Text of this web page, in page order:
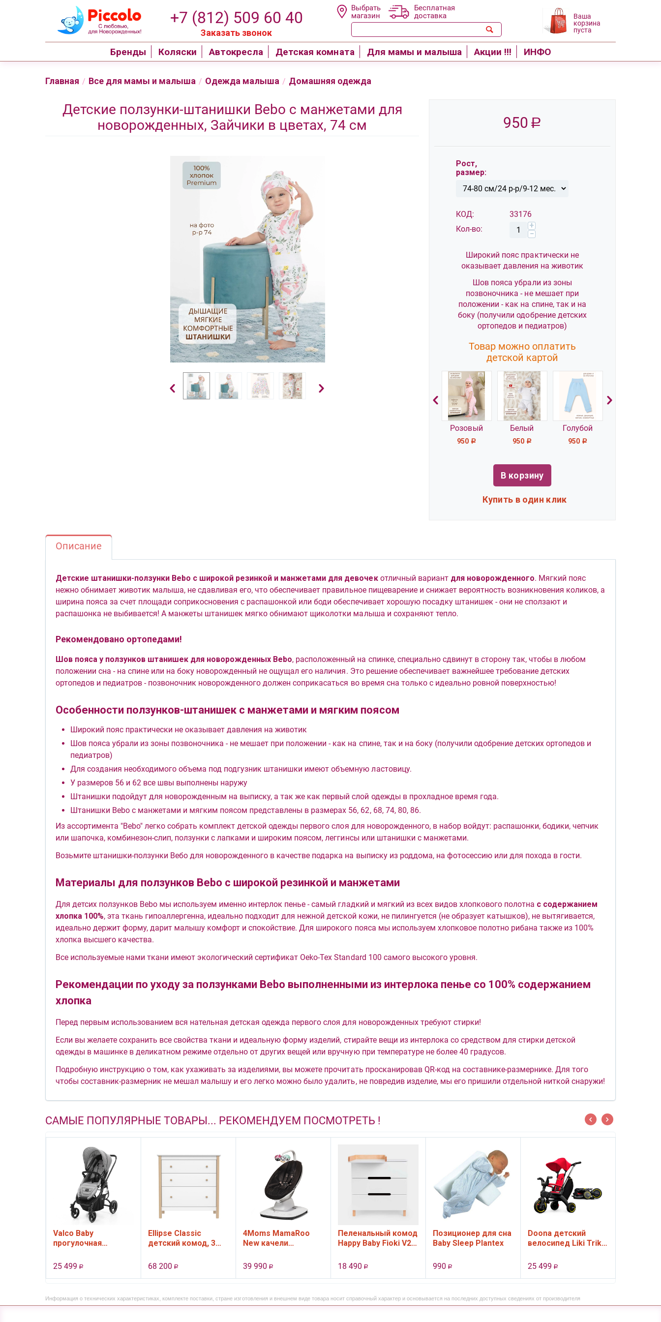
+7 (812) 509 60 40
Заказать звонок
Выбрать
магазин
Бесплатная
доставка
Ваша
корзина
пуста
Бренды Коляски Автокресла Детская комната Для мамы и малыша Акции !!! ИНФО
Главная / Все для мамы и малыша / Одежда малыша / Домашняя одежда
Детские ползунки-штанишки Bebo с манжетами для
новорожденных, Зайчики в цветах, 74 см
950 Р
Рост,
размер:
КОД:
33176
Кол-во:
+
−
Широкий пояс практически не
оказывает давления на животик
Шов пояса убрали из зоны
позвоночника - не мешает при
положении - как на спине, так и на
боку (получили одобрение детских
ортопедов и педиатров)
Товар можно оплатить
детской картой
Розовый
950 Р
Белый
950 Р
Голубой
950 Р
В корзину
Купить в один клик
Описание
Детские штанишки-ползунки Bebo с широкой резинкой и манжетами для девочекотличный вариант для новорожденного. Мягкий пояс
нежно обнимает животик малыша, не сдавливая его, что обеспечивает правильное пищеварение и снижает вероятность возникновения коликов, а
ширина пояса за счет площади соприкосновения с распашонкой или боди обеспечивает хорошую посадку штанишек - они не сползают и
распашонка не выбивается! А манжеты штанишек мягко обнимают щиколотки малыша и сохраняют тепло.
Рекомендовано ортопедами!
Шов пояса у ползунков штанишек для новорожденных Bebo, расположенный на спинке, специально сдвинут в сторону так, чтобы в любом
положении сна - на спине или на боку новорожденный не ощущал его наличия. Это решение обеспечивает важнейшее требование детских
ортопедов и педиатров - позвоночник новорожденного должен соприкасаться во время сна только с идеально ровной поверхностью!
Особенности ползунков-штанишек с манжетами и мягким поясом
Широкий пояс практически не оказывает давления на животик
Шов пояса убрали из зоны позвоночника - не мешает при положении - как на спине, так и на боку (получили одобрение детских ортопедов и
педиатров)
Для создания необходимого объема под подгузник штанишки имеют объемную ластовицу.
У размеров 56 и 62 все швы выполнены наружу
Штанишки подойдут для новорожденным на выписку, а так же как первый слой одежды в прохладное время года.
Штанишки Bebo с манжетами и мягким поясом представлены в размерах 56, 62, 68, 74, 80, 86.
Из ассортимента "Bebo" легко собрать комплект детской одежды первого слоя для новорожденного, в набор войдут: распашонки, бодики, чепчик
или шапочка, комбинезон-слип, ползунки с лапками и широким поясом, леггинсы или штанишки с манжетами.
Возьмите штанишки-ползунки Вебо для новорожденного в качестве подарка на выписку из роддома, на фотосессию или для похода в гости.
Материалы для ползунков Bebo с широкой резинкой и манжетами
Для детсих ползунков Bebo мы используем именно интерлок пенье - самый гладкий и мягкий из всех видов хлопкового полотна с содержанием
хлопка 100%, эта ткань гипоаллергенна, идеально подходит для нежной детской кожи, не пилингуется (не образует катышков), не вытягивается,
идеально держит форму, дарит малышу комфорт и спокойствие. Для широкого пояса мы используем хлопковое полотно рибана также из 100%
хлопка высшего качества.
Все используемые нами ткани имеют экологический сертификат Oeko-Tex Standard 100 самого высокого уровня.
Рекомендации по уходу за ползунками Bebo выполненными из интерлока пенье со 100% содержанием
хлопка
Перед первым использованием вся нательная детская одежда первого слоя для новорожденных требуют стирки!
Если вы желаете сохранить все свойства ткани и идеальную форму изделий, стирайте вещи из интерлока со средством для стирки детской
одежды в машинке в деликатном режиме отдельно от других вещей или вручную при температуре не более 40 градусов.
Подробную инструкцию о том, как ухаживать за изделиями, вы можете прочитать просканировав QR-код на составнике-размернике. Для того
чтобы составник-размерник не мешал малышу и его легко можно было удалить, не повредив изделие, мы его пришили отдельной ниткой снаружи!
САМЫЕ ПОПУЛЯРНЫЕ ТОВАРЫ... РЕКОМЕНДУЕМ ПОСМОТРЕТЬ !
Valco Baby
прогулочная
цвет Cool Grey
25 499 Р
Ellipse Classic
детский комод, 3
68 200 Р
4Moms MamaRoo
New качели
черный
39 990 Р
Пеленальный комод
Happy Baby Fioki V2,
18 490 Р
Позиционер для сна
Baby Sleep Plantex
990 Р
Doona детский
велосипед Liki Trike
Flame Red
25 499 Р
Информация о технических характеристиках, комплекте поставки, стране изготовления и внешнем виде товара носит справочный характер и основывается на последних доступных сведениях от производителя